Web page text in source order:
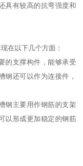
具有较高的抗弯强度和
在以下几个方面：
的支撑构件，能够承受
钢还可以作为连接件，
钢主要用作钢筋的支架
以形成更加稳定的钢筋